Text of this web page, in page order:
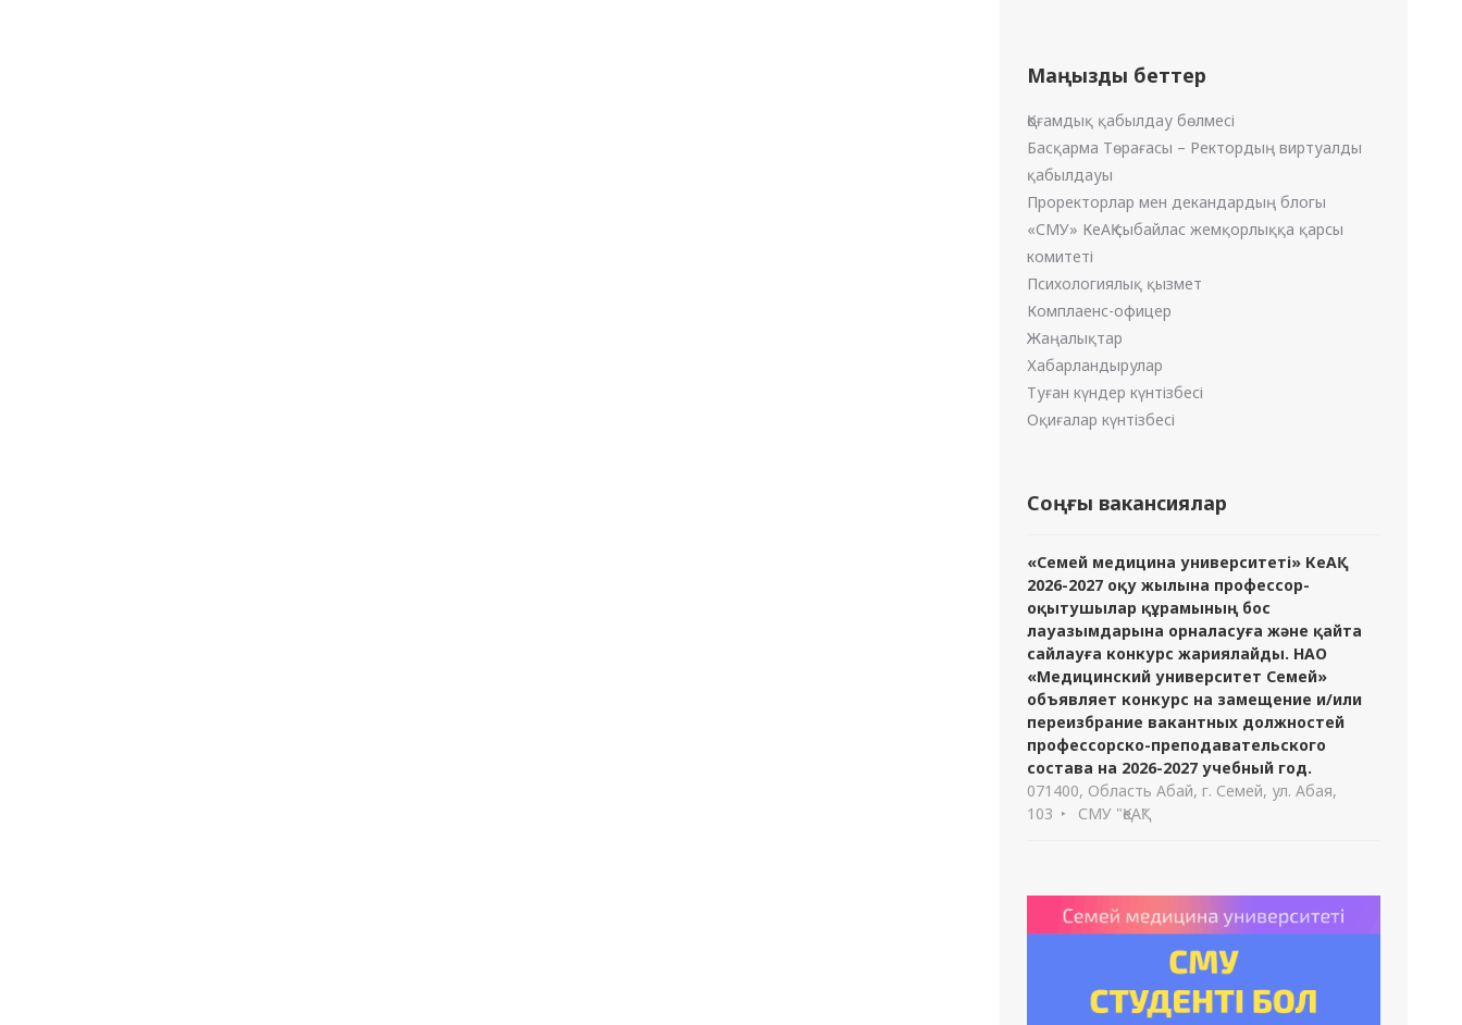
Маңызды беттер
Қоғамдық қабылдау бөлмесі
Басқарма Төрағасы – Ректордың виртуалды
қабылдауы
Проректорлар мен декандардың блогы
«СМУ» КеАҚ сыбайлас жемқорлыққа қарсы
комитеті
Психологиялық қызмет
Комплаенс-офицер
Жаңалықтар
Хабарландырулар
Туған күндер күнтізбесі
Оқиғалар күнтізбесі
Соңғы вакансиялар
«Семей медицина университеті» КеАҚ
2026-2027 оқу жылына профессор-
оқытушылар құрамының бос
лауазымдарына орналасуға және қайта
сайлауға конкурс жариялайды. НАО
«Медицинский университет Семей»
объявляет конкурс на замещение и/или
переизбрание вакантных должностей
профессорско-преподавательского
состава на 2026-2027 учебный год.
071400, Область Абай, г. Семей, ул. Абая,
103
СМУ "ҚеАҚ"